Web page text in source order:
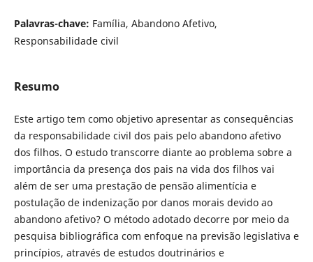
Palavras-chave: Família, Abandono Afetivo,
Responsabilidade civil
Resumo
Este artigo tem como objetivo apresentar as consequências
da responsabilidade civil dos pais pelo abandono afetivo
dos filhos. O estudo transcorre diante ao problema sobre a
importância da presença dos pais na vida dos filhos vai
além de ser uma prestação de pensão alimentícia e
postulação de indenização por danos morais devido ao
abandono afetivo? O método adotado decorre por meio da
pesquisa bibliográfica com enfoque na previsão legislativa e
princípios, através de estudos doutrinários e